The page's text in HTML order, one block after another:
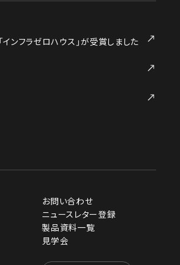
インフラゼロハウス」が受賞しました
お問い合わせ
ニュースレター登録
製品資料一覧
見学会